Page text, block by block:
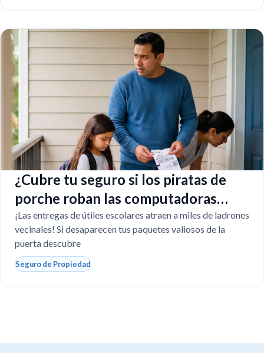
¿Cubre tu seguro si los piratas de
porche roban las computadoras
escolares?
¡Las entregas de útiles escolares atraen a miles de ladrones
vecinales! Si desaparecen tus paquetes valiosos de la
puerta descubre
Seguro de Propiedad